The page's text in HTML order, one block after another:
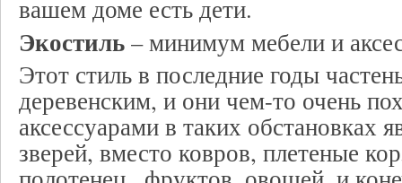
вашем доме есть дети.
Экостиль– минимум мебели и
Этот стиль в последние годы
деревенским, и они чем-то очень
аксессуарами в таких обстановках
зверей, вместо ковров, плетеные